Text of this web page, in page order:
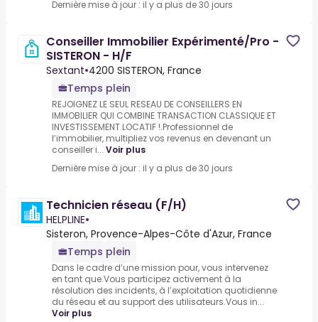
Dernière mise à jour : il y a plus de 30 jours
Conseiller Immobilier Expérimenté/Pro -
SISTERON - H/F
Sextant•4200 SISTERON, France
Temps plein
REJOIGNEZ LE SEUL RESEAU DE CONSEILLERS EN
IMMOBILIER QUI COMBINE TRANSACTION CLASSIQUE ET
INVESTISSEMENT LOCATIF !.Professionnel de
l’immobilier, multipliez vos revenus en devenant un
conseiller i... Voir plus
Dernière mise à jour : il y a plus de 30 jours
Technicien réseau (F/H)
HELPLINE•
Sisteron, Provence-Alpes-Côte d'Azur, France
Temps plein
Dans le cadre d’une mission pour, vous intervenez
en tant que.Vous participez activement à la
résolution des incidents, à l’exploitation quotidienne
du réseau et au support des utilisateurs.Vous in...
Voir plus